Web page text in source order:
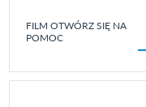
FILM OTWÓRZ SIĘ NA
POMOC